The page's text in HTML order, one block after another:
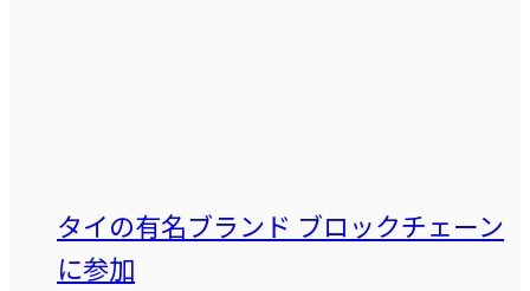
タイの有名ブランド ブロックチェーン
に参加